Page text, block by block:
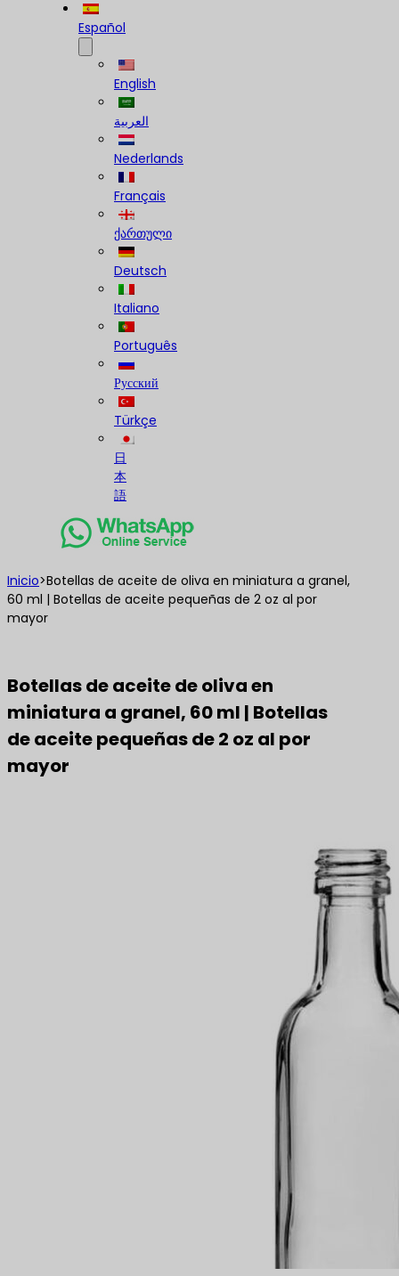
Español
English
العربية
Nederlands
Français
ქართული
Deutsch
Italiano
Português
Русский
Türkçe
日
本
語
Inicio>Botellas de aceite de oliva en miniatura a granel,
60 ml | Botellas de aceite pequeñas de 2 oz al por
mayor
Botellas de aceite de oliva en
miniatura a granel, 60 ml | Botellas
de aceite pequeñas de 2 oz al por
mayor